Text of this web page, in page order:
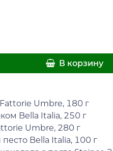
В корзину
Umbre, 180 г
Bella Italia, 250 г
Umbre, 280 г
Bella Italia, 100 г